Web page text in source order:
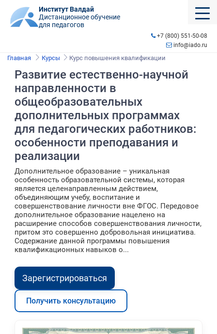
Институт Валдай
Дистанционное обучение
для педагогов
+7 (800) 551-50-08
info@iado.ru
Главная Курсы Курс повышения квалификации
Развитие естественно-научной
направленности в
общеобразовательных
дополнительных программах
для педагогических работников:
особенности преподавания и
реализации
Дополнительное образование – уникальная
особенность образовательной системы, которая
является целенаправленным действием,
объединяющим учебу, воспитание и
совершенствование личности вне ФГОС. Передовое
дополнительное образование нацелено на
расширение способов совершенствования личности,
притом это совершенно добровольная инициатива.
Содержание данной программы повышения
квалификационных навыков о...
Зарегистрироваться
Получить консультацию